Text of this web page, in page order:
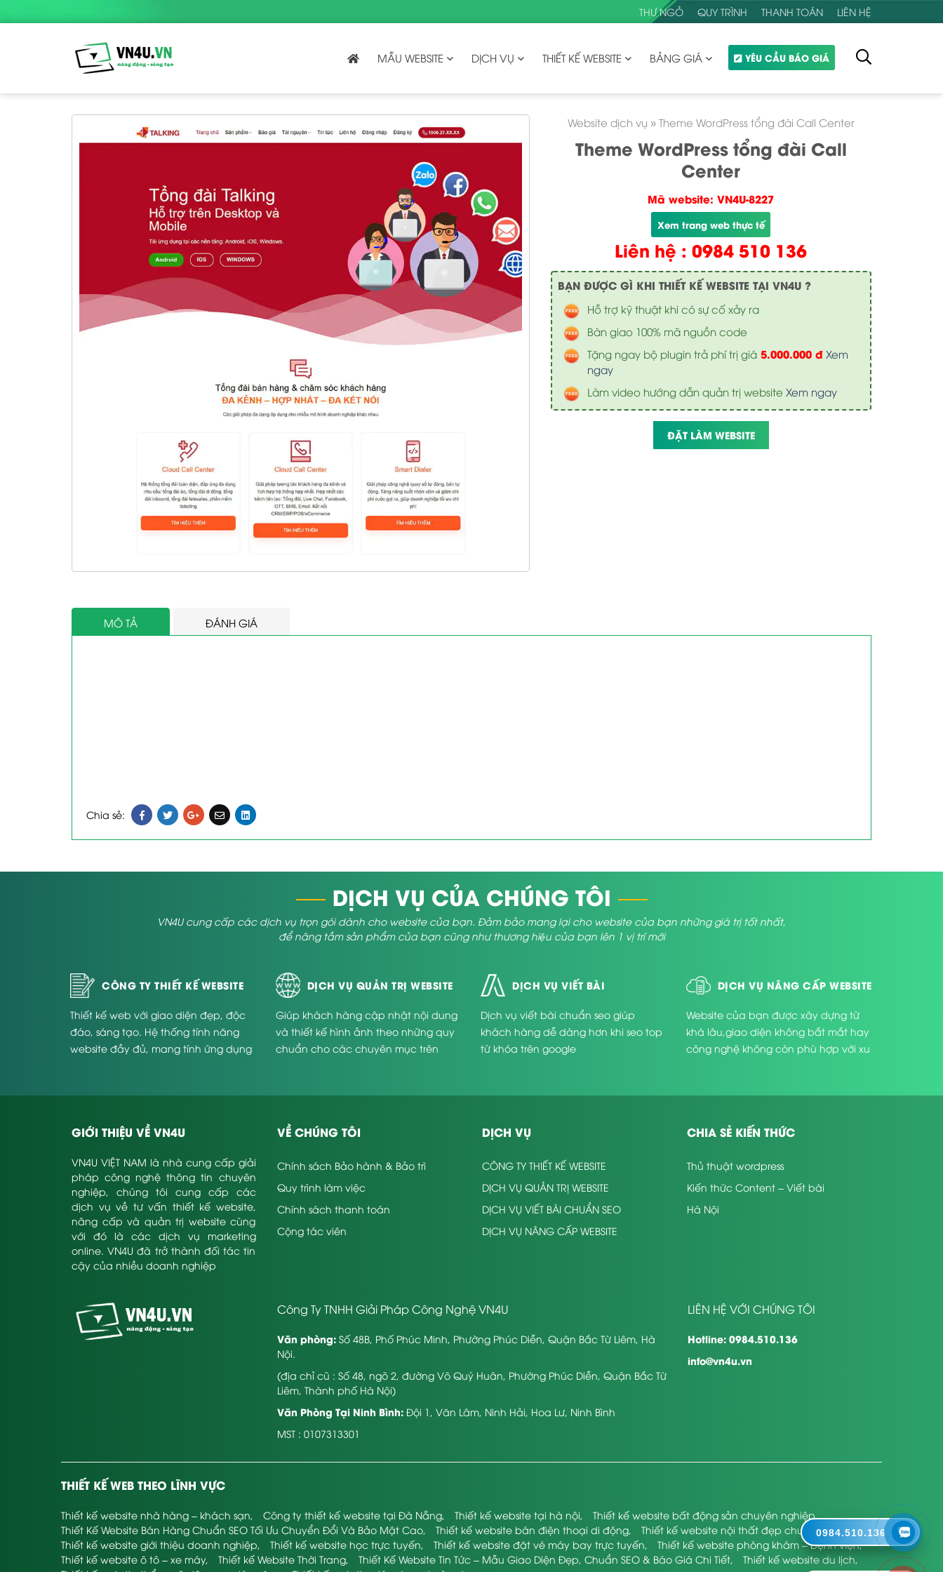
THƯ NGỎ QUY TRÌNH THANH TOÁN LIÊN HỆ
MẪU WEBSITE DỊCH VỤ THIẾT KẾ WEBSITE BẢNG GIÁ YÊU CẦU BÁO GIÁ
Website dịch vụ » Theme WordPress tổng đài Call Center
Theme WordPress tổng đài Call
Center
Mã website: VN4U-8227
Xem trang web thực tế
Liên hệ : 0984 510 136
BẠN ĐƯỢC GÌ KHI THIẾT KẾ WEBSITE TẠI VN4U ?
Hỗ trợ kỹ thuật khi có sự cố xảy ra
Bàn giao 100% mã nguồn code
Tặng ngay bộ plugin trả phí trị giá5.000.000 đ Xem
ngay
Làm video hướng dẫn quản trị website Xem ngay
ĐẶT LÀM WEBSITE
MÔ TẢ ĐÁNH GIÁ
Chia sẻ:
DỊCH VỤ CỦA CHÚNG TÔI
VN4U cung cấp các dịch vụ trọn gói dành cho website của bạn. Đảm bảo mang lại cho website của bạn những giá trị tốt nhất,
để nâng tầm sản phẩm của bạn cũng như thương hiệu của bạn lên 1 vị trí mới
CÔNG TY THIẾT KẾ WEBSITE
Thiết kế web với giao diện đẹp, độc
đáo, sáng tạo. Hệ thống tính năng
website đầy đủ, mang tính ứng dụng
DỊCH VỤ QUẢN TRỊ WEBSITE
Giúp khách hàng cập nhật nội dung
và thiết kế hình ảnh theo những quy
chuẩn cho các chuyên mục trên
DỊCH VỤ VIẾT BÀI
Dịch vụ viết bài chuẩn seo giúp
khách hàng dễ dàng hơn khi seo top
từ khóa trên google
DỊCH VỤ NÂNG CẤP WEBSITE
Website của bạn được xây dựng từ
khá lâu,giao diện không bắt mắt hay
công nghệ không còn phù hợp với xu
GIỚI THIỆU VỀ VN4U
VN4U VIỆT NAM là nhà cung cấp giải
pháp công nghệ thông tin chuyên
nghiệp, chúng tôi cung cấp các
dịch vụ về tư vấn thiết kế website,
nâng cấp và quản trị website cùng
với đó là các dịch vụ marketing
online. VN4U đã trở thành đối tác tin
cậy của nhiều doanh nghiệp
VỀ CHÚNG TÔI
Chính sách Bảo hành & Bảo trì
Quy trình làm việc
Chính sách thanh toán
Cộng tác viên
DỊCH VỤ
CÔNG TY THIẾT KẾ WEBSITE
DỊCH VỤ QUẢN TRỊ WEBSITE
DỊCH VỤ VIẾT BÀI CHUẨN SEO
DỊCH VỤ NÂNG CẤP WEBSITE
CHIA SẺ KIẾN THỨC
Thủ thuật wordpress
Kiến thức Content – Viết bài
Hà Nội
Công Ty TNHH Giải Pháp Công Nghệ VN4U
Văn phòng:Số 48B, Phố Phúc Minh, Phường Phúc Diễn, Quận Bắc Từ Liêm, Hà
Nội.
(địa chỉ cũ : Số 48, ngõ 2, đường Võ Quý Huân, Phường Phúc Diễn, Quận Bắc Từ
Liêm, Thành phố Hà Nội)
Văn Phòng Tại Ninh Bình:Đội 1, Văn Lâm, Ninh Hải, Hoa Lư, Ninh Bình
MST : 0107313301
LIÊN HỆ VỚI CHÚNG TÔI
Hotline: 0984.510.136
info@vn4u.vn
THIẾT KẾ WEB THEO LĨNH VỰC
Thiết kế website nhà hàng – khách sạn, Công ty thiết kế website tại Đà Nẵng, Thiết kế website tại hà nội, Thiết kế website bất động sản chuyên nghiệp,
Thiết Kế Website Bán Hàng Chuẩn SEO Tối Ưu Chuyển Đổi Và Bảo Mật Cao, Thiết kế website bán điện thoại di động, Thiết kế website nội thất đẹp chuyên nghiệp,
Thiết kế website giới thiệu doanh nghiệp, Thiết kế website học trực tuyến, Thiết kế website đặt vé máy bay trực tuyến, Thiết kế website phòng khám – bệnh viện,
Thiết kế website ô tô – xe máy, Thiết kế Website Thời Trang, Thiết Kế Website Tin Tức – Mẫu Giao Diện Đẹp, Chuẩn SEO & Báo Giá Chi Tiết, Thiết kế website du lịch,
0984.510.136